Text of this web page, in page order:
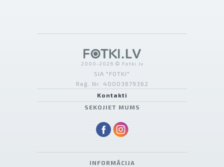
2000-2026 © Fotki.lv
SIA "FOTKI"
Reģ. Nr. 40003679362
Kontakti
SEKOJIET MUMS
INFORMĀCIJA